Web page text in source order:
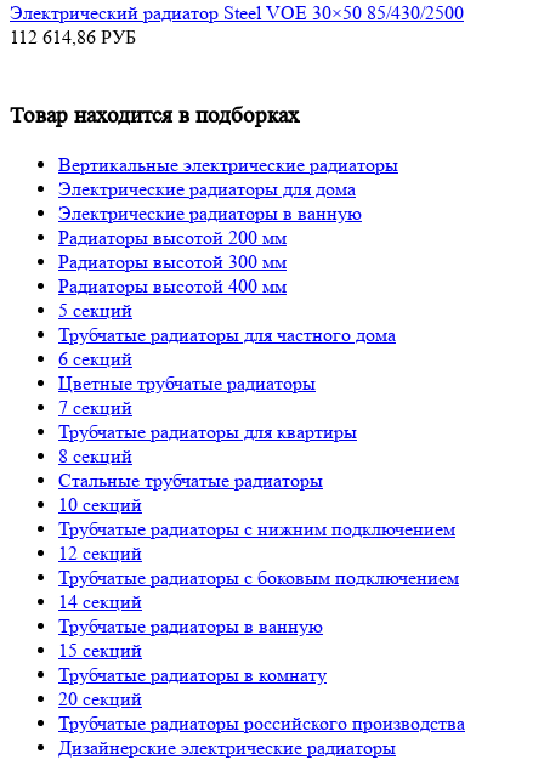
Электрический радиатор Steel VOE 30×50 85/430/2500
112 614,86 РУБ
Товар находится в подборках
Вертикальные электрические радиаторы
Электрические радиаторы для дома
Электрические радиаторы в ванную
Радиаторы высотой 200 мм
Радиаторы высотой 300 мм
Радиаторы высотой 400 мм
5 секций
Трубчатые радиаторы для частного дома
6 секций
Цветные трубчатые радиаторы
7 секций
Трубчатые радиаторы для квартиры
8 секций
Стальные трубчатые радиаторы
10 секций
Трубчатые радиаторы с нижним подключением
12 секций
Трубчатые радиаторы с боковым подключением
14 секций
Трубчатые радиаторы в ванную
15 секций
Трубчатые радиаторы в комнату
20 секций
Трубчатые радиаторы российского производства
Дизайнерские электрические радиаторы